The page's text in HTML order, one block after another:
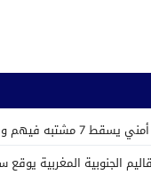
محل للحلاقة في ترويج المخدرات
الجنوبية المغربية